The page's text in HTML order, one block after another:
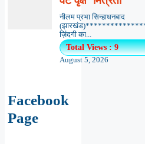
नीलम प्रभा सिन्हाधनबाद
ज़िंदगी का...
Total Views : 9
August 5, 2026
Facebook
Page